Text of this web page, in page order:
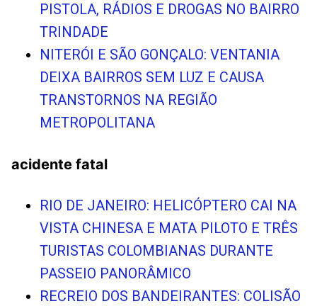
PISTOLA, RÁDIOS E DROGAS NO BAIRRO
TRINDADE
NITERÓI E SÃO GONÇALO: VENTANIA
DEIXA BAIRROS SEM LUZ E CAUSA
TRANSTORNOS NA REGIÃO
METROPOLITANA
acidente fatal
RIO DE JANEIRO: HELICÓPTERO CAI NA
VISTA CHINESA E MATA PILOTO E TRÊS
TURISTAS COLOMBIANAS DURANTE
PASSEIO PANORÂMICO
RECREIO DOS BANDEIRANTES: COLISÃO